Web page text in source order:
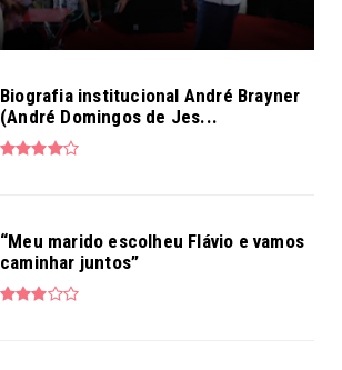
Biografia institucional André Brayner
(André Domingos de Jes...
“Meu marido escolheu Flávio e vamos
caminhar juntos”